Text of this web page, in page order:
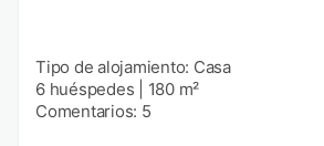
Tipo de alojamiento: Casa
6 huéspedes
180 m²
Comentarios: 5